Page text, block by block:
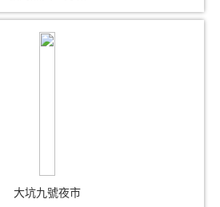
大坑九號夜市